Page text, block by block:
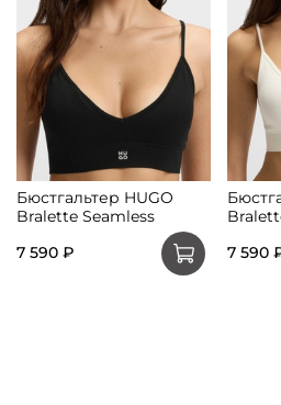
Бюстгальтер HUGO
Bralette Seamless
7 590 ₽
7 590